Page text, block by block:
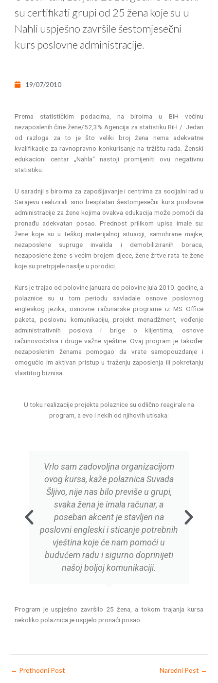
su certifikati grupi od 25 žena koje su u
Nahli uspješno završile šestomjesečni
kurs poslovne administracije.
19/07/2010
Prema statističkim podacima, na biroima u BiH većinu
nezaposlenih čine žene/52,3% Agencija za statistiku BiH /. Jedan
od razloga za to je što veliki broj žena nema adekvatne
kvalifikacije za ravnopravno konkurisanje na tržištu rada. Ženski
edukacioni centar „Nahla“ nastoji promijeniti ovu negativnu
statistiku.
U saradnji s biroima za zapošljavanje i centrima za socijalni rad u
Sarajevu realizirali smo besplatan šestomjesečni kurs poslovne
administracije za žene kojima ovakva edukacija može pomoći da
pronađu adekvatan posao. Prednost prilikom upisa imale su:
žene koje su u teškoj materijalnoj situaciji, samohrane majke,
nezaposlene supruge invalida i demobiliziranih boraca,
nezaposlene žene s većim brojem djece, žene žrtve rata te žene
koje su pretrpjele nasilje u porodici.
Kurs je trajao od polovine januara do polovine jula 2010. godine, a
polaznice su u tom periodu savladale osnove poslovnog
engleskog jezika, osnovne računarske programe iz MS Office
paketa, poslovnu komunikaciju, projekt menadžment, vođenje
administrativnih poslova i brige o klijentima, osnove
računovodstva i druge važne vještine. Ovaj program je također
nezaposlenim ženama pomogao da vrate samopouzdanje i
omogućio im aktivan pristup u traženju zaposlenja ili pokretanju
vlastitog biznisa.
U toku realizacije projekta polaznice su odlično reagirale na
program, a evo i nekih od njihovih utisaka:
Vrlo sam zadovoljna organizacijom
ovog kursa, kaže polaznica Suvada
Šljivo, nije nas bilo previše u grupi,
svaka žena je imala računar, a
poseban akcent je stavljen na
poslovni engleski i sticanje potrebnih
vještina koje će nam pomoći u
budućem radu i sigurno doprinijeti
našoj boljoj komunikaciji.
P
r N
e
Program je uspješno završilo 25 žena, a tokom trajanja kursa
nekoliko polaznica je uspjelo pronaći posao.
← Prethodni Post Naredni Post →